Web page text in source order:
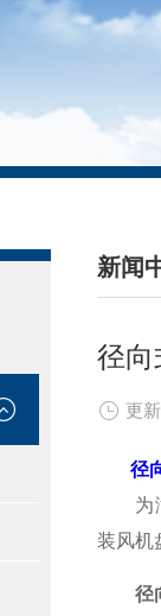
新闻
/
径向
更
径
为满
装风机
径